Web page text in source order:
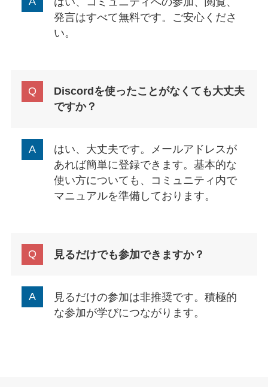
発言はすべて無料です。ご安心くださ
い。
Discordを使ったことがなくても大丈夫
ですか？
はい、大丈夫です。メールアドレスが
あれば簡単に登録できます。基本的な
使い方についても、コミュニティ内で
マニュアルを準備しております。
見るだけでも参加できますか？
見るだけの参加は非推奨です。積極的
な参加が学びにつながります。